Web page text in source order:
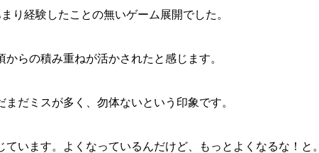
り経験したことの無いゲーム展開でした。
らの積み重ねが活かされたと感じます。
だミスが多く、勿体ないという印象です。
います。よくなっているんだけど、もっとよくなるな！と。